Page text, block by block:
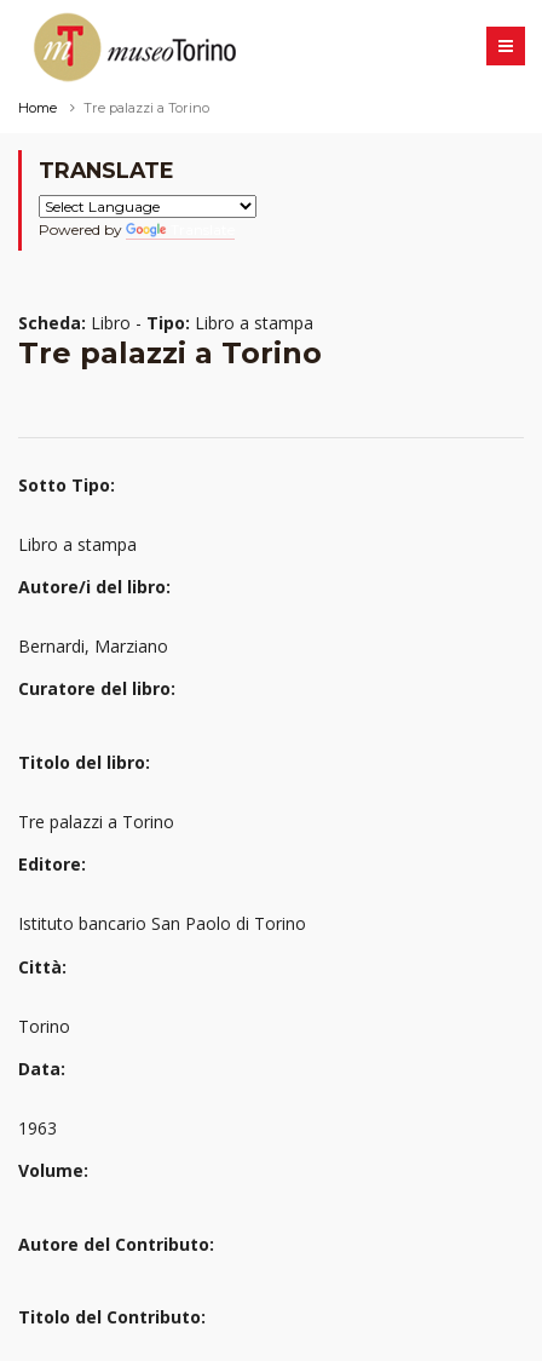
Home Tre palazzi a Torino
TRANSLATE
Powered by
Scheda: Libro - Tipo: Libro a stampa
Tre palazzi a Torino
Sotto Tipo:
Libro a stampa
Autore/i del libro:
Bernardi, Marziano
Curatore del libro:
Titolo del libro:
Tre palazzi a Torino
Editore:
Istituto bancario San Paolo di Torino
Città:
Torino
Data:
1963
Volume:
Autore del Contributo:
Titolo del Contributo: